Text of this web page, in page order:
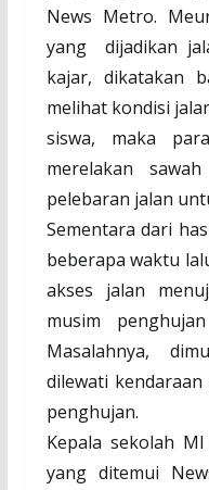
News Metro.
yang dijadikan
kajar, dikatakan
melihat kondisi
siswa, maka
merelakan
pelebaran jalan
Sementara dari
beberapa waktu
akses jalan
musim
Masalahnya,
dilewati
penghujan.
Kepala sekolah
yang ditemui